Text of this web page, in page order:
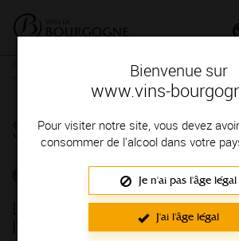
Bienvenue sur
www.vins-
Pour visiter notre site, vous devez
consommer de l'alcool dans votre
Je n'ai pas l'âge légal
J'ai l'âge légal
Communiqués de presse - Actualités
Tastevinage célèbre ses 75 ans à l'occasion
Salle de presse
ACTUALITÉS DU
Le Tastevinage célèbre ses 75
l'occasion de sa 116ème